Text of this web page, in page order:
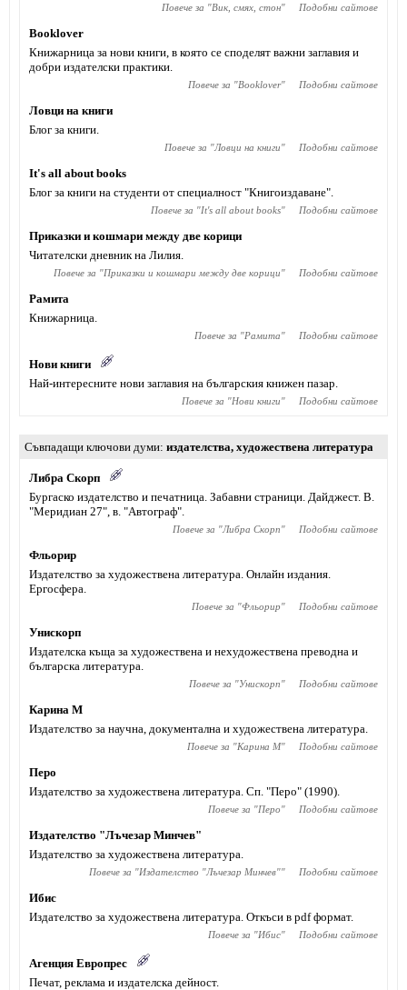
Повече за "Вик, смях, стон" Подобни сайтове
Booklover
Книжарница за нови книги, в която се споделят важни заглавия и
добри издателски практики.
Повече за "Booklover" Подобни сайтове
Ловци на книги
Блог за книги.
Повече за "Ловци на книги" Подобни сайтове
It's all about books
Блог за книги на студенти от специалност "Книгоиздаване".
Повече за "It's all about books" Подобни сайтове
Приказки и кошмари между две корици
Читателски дневник на Лилия.
Повече за "Приказки и кошмари между две корици" Подобни сайтове
Рамита
Книжарница.
Повече за "Рамита" Подобни сайтове
Нови книги
Най-интересните нови заглавия на българския книжен пазар.
Повече за "Нови книги" Подобни сайтове
Съвпадащи ключови думи издателства, художествена литература
Либра Скорп
Бургаско издателство и печатница. Забавни страници. Дайджест. В.
"Меридиан 27", в. "Автограф".
Повече за "Либра Скорп" Подобни сайтове
Фльорир
Издателство за художествена литература. Онлайн издания.
Ергосфера.
Повече за "Фльорир" Подобни сайтове
Унискорп
Издателска къща за художествена и нехудожествена преводна и
българска литература.
Повече за "Унискорп" Подобни сайтове
Карина М
Издателство за научна, документална и художествена литература.
Повече за "Карина М" Подобни сайтове
Перо
Издателство за художествена литература. Сп. "Перо" (1990).
Повече за "Перо" Подобни сайтове
Издателство "Лъчезар Минчев"
Издателство за художествена литература.
Повече за "Издателство "Лъчезар Минчев"" Подобни сайтове
Ибис
Издателство за художествена литература. Откъси в pdf формат.
Повече за "Ибис" Подобни сайтове
Агенция Европрес
Печат, реклама и издателска дейност.